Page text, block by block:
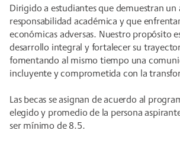
Dirigido a estudiantes que demuestran
responsabilidad académica y que
económicas adversas. Nuestro propósito
desarrollo integral y fortalecer su
fomentando al mismo tiempo una
incluyente y comprometida con la
Las becas se asignan de acuerdo al
elegido y promedio de la persona
ser mínimo de 8.5.